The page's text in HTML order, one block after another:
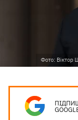
Фото: Віктор